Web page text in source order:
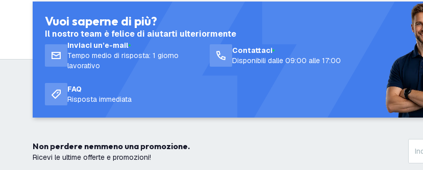
Vuoi saperne di più?
Il nostro team è felice di aiutarti ulteriormente
Inviaci un’e-mail
Tempo medio di risposta: 1 giorno
lavorativo
Contattaci
Disponibili dalle 09:00 alle 17:00
FAQ
Risposta immediata
Non perdere nemmeno una promozione.
Ricevi le ultime offerte e promozioni!